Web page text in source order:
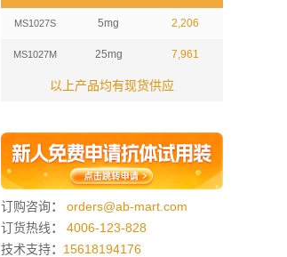
MS1027S 5mg 2,206
MS1027M 25mg 7,961
以上产品均有现货供应
订购咨询：
orders@ab-mart.com
订货热线：
4006-123-828
技术支持： 15618194176